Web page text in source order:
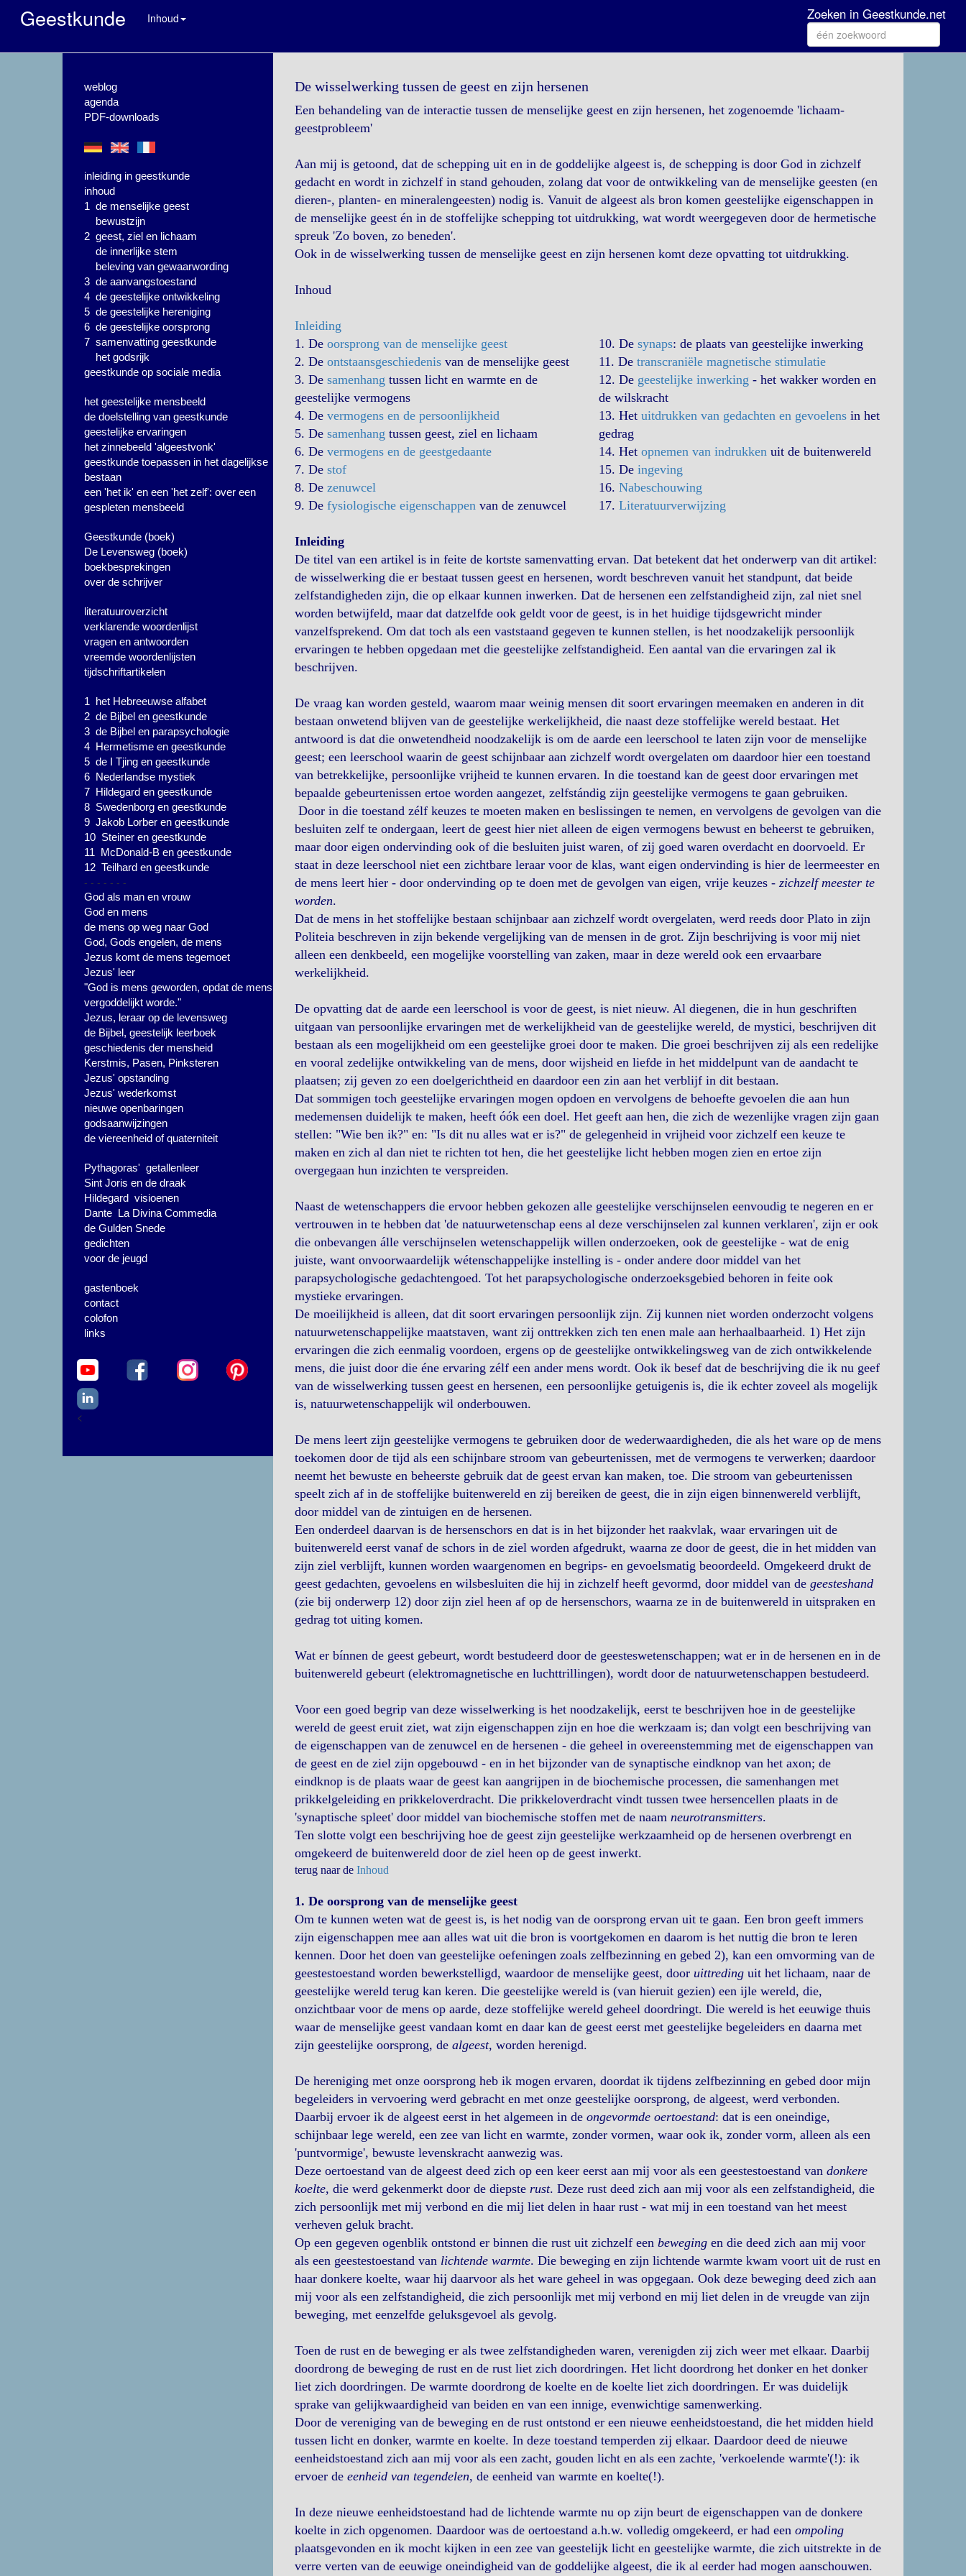
Geestkunde Inhoud Zoeken in Geestkunde.net
weblog
agenda
PDF-downloads
inleiding in geestkunde
inhoud
1 de menselijke geest
bewustzijn
2 geest, ziel en lichaam
de innerlijke stem
beleving van gewaarwording
3 de aanvangstoestand
4 de geestelijke ontwikkeling
5 de geestelijke hereniging
6 de geestelijke oorsprong
7 samenvatting geestkunde
het godsrijk
geestkunde op sociale media
het geestelijke mensbeeld
de doelstelling van geestkunde
geestelijke ervaringen
het zinnebeeld 'algeestvonk'
geestkunde toepassen in het dagelijkse
bestaan
een 'het ik' en een 'het zelf': over een
gespleten mensbeeld
Geestkunde (boek)
De Levensweg (boek)
boekbesprekingen
over de schrijver
literatuuroverzicht
verklarende woordenlijst
vragen en antwoorden
vreemde woordenlijsten
tijdschriftartikelen
1 het Hebreeuwse alfabet
2 de Bijbel en geestkunde
3 de Bijbel en parapsychologie
4 Hermetisme en geestkunde
5 de I Tjing en geestkunde
6 Nederlandse mystiek
7 Hildegard en geestkunde
8 Swedenborg en geestkunde
9 Jakob Lorber en geestkunde
10 Steiner en geestkunde
11 McDonald-B en geestkunde
12 Teilhard en geestkunde
- - - - - - -
God als man en vrouw
God en mens
de mens op weg naar God
God, Gods engelen, de mens
Jezus komt de mens tegemoet
Jezus' leer
"God is mens geworden, opdat de mens
vergoddelijkt worde."
Jezus, leraar op de levensweg
de Bijbel, geestelijk leerboek
geschiedenis der mensheid
Kerstmis, Pasen, Pinksteren
Jezus' opstanding
Jezus' wederkomst
nieuwe openbaringen
godsaanwijzingen
de viereenheid of quaterniteit
Pythagoras' getallenleer
Sint Joris en de draak
Hildegard visioenen
Dante La Divina Commedia
de Gulden Snede
gedichten
voor de jeugd
gastenboek
contact
colofon
links
<
De wisselwerking tussen de geest en zijn hersenen
Een behandeling van de interactie tussen de menselijke geest en zijn hersenen, het zogenoemde 'lichaam-
geestprobleem'
Aan mij is getoond, dat de schepping uit en in de goddelijke algeest is, de schepping is door God in zichzelf
gedacht en wordt in zichzelf in stand gehouden, zolang dat voor de ontwikkeling van de menselijke geesten (en
dieren-, planten- en mineralengeesten) nodig is. Vanuit de algeest als bron komen geestelijke eigenschappen in
de menselijke geest én in de stoffelijke schepping tot uitdrukking, wat wordt weergegeven door de hermetische
spreuk 'Zo boven, zo beneden'.
Ook in de wisselwerking tussen de menselijke geest en zijn hersenen komt deze opvatting tot uitdrukking.
Inhoud
Inleiding
1. De oorsprong van de menselijke geest
2. De ontstaansgeschiedenisvan de menselijke geest
3. De samenhang tussen licht en warmte en de
geestelijke vermogens
4. De vermogens en de persoonlijkheid
5. De samenhang tussen geest, ziel en lichaam
6. De vermogens en de geestgedaante
7. De stof
8. De zenuwcel
9. De fysiologische eigenschappenvan de zenuwcel
10. Desynaps: de plaats van geestelijke inwerking
11. Detranscraniële magnetische stimulatie
12. De geestelijke inwerking - het wakker worden en
de wilskracht
13. Hetuitdrukken van gedachten en gevoelens in het
gedrag
14. Hetopnemen van indrukken uit de buitenwereld
15. Deingeving
16.Nabeschouwing
17.Literatuurverwijzing
Inleiding
De titel van een artikel is in feite de kortste samenvatting ervan. Dat betekent dat het onderwerp van dit artikel:
de wisselwerking die er bestaat tussen geest en hersenen, wordt beschreven vanuit het standpunt, dat beide
zelfstandigheden zijn, die op elkaar kunnen inwerken. Dat de hersenen een zelfstandigheid zijn, zal niet snel
worden betwijfeld, maar dat datzelfde ook geldt voor de geest, is in het huidige tijdsgewricht minder
vanzelfsprekend. Om dat toch als een vaststaand gegeven te kunnen stellen, is het noodzakelijk persoonlijk
ervaringen te hebben opgedaan met die geestelijke zelfstandigheid. Een aantal van die ervaringen zal ik
beschrijven.
De vraag kan worden gesteld, waarom maar weinig mensen dit soort ervaringen meemaken en anderen in dit
bestaan onwetend blijven van de geestelijke werkelijkheid, die naast deze stoffelijke wereld bestaat. Het
antwoord is dat die onwetendheid noodzakelijk is om de aarde een leerschool te laten zijn voor de menselijke
geest; een leerschool waarin de geest schijnbaar aan zichzelf wordt overgelaten om daardoor hier een toestand
van betrekkelijke, persoonlijke vrijheid te kunnen ervaren. In die toestand kan de geest door ervaringen met
bepaalde gebeurtenissen ertoe worden aangezet, zelfstándig zijn geestelijke vermogens te gaan gebruiken.
Door in die toestand zélf keuzes te moeten maken en beslissingen te nemen, en vervolgens de gevolgen van die
besluiten zelf te ondergaan, leert de geest hier niet alleen de eigen vermogens bewust en beheerst te gebruiken,
maar door eigen ondervinding ook of die besluiten juist waren, of zij goed waren overdacht en doorvoeld. Er
staat in deze leerschool niet een zichtbare leraar voor de klas, want eigen ondervinding is hier de leermeester en
de mens leert hier - door ondervinding op te doen met de gevolgen van eigen, vrije keuzes - zichzelf meester te
worden.
Dat de mens in het stoffelijke bestaan schijnbaar aan zichzelf wordt overgelaten, werd reeds door Plato in zijn
Politeia beschreven in zijn bekende vergelijking van de mensen in de grot. Zijn beschrijving is voor mij niet
alleen een denkbeeld, een mogelijke voorstelling van zaken, maar in deze wereld ook een ervaarbare
werkelijkheid.
De opvatting dat de aarde een leerschool is voor de geest, is niet nieuw. Al diegenen, die in hun geschriften
uitgaan van persoonlijke ervaringen met de werkelijkheid van de geestelijke wereld, de mystici, beschrijven dit
bestaan als een mogelijkheid om een geestelijke groei door te maken. Die groei beschrijven zij als een redelijke
en vooral zedelijke ontwikkeling van de mens, door wijsheid en liefde in het middelpunt van de aandacht te
plaatsen; zij geven zo een doelgerichtheid en daardoor een zin aan het verblijf in dit bestaan.
Dat sommigen toch geestelijke ervaringen mogen opdoen en vervolgens de behoefte gevoelen die aan hun
medemensen duidelijk te maken, heeft óók een doel. Het geeft aan hen, die zich de wezenlijke vragen zijn gaan
stellen: "Wie ben ik?" en: "Is dit nu alles wat er is?" de gelegenheid in vrijheid voor zichzelf een keuze te
maken en zich al dan niet te richten tot hen, die het geestelijke licht hebben mogen zien en ertoe zijn
overgegaan hun inzichten te verspreiden.
Naast de wetenschappers die ervoor hebben gekozen alle geestelijke verschijnselen eenvoudig te negeren en er
vertrouwen in te hebben dat 'de natuurwetenschap eens al deze verschijnselen zal kunnen verklaren', zijn er ook
die onbevangen álle verschijnselen wetenschappelijk willen onderzoeken, ook de geestelijke - wat de enig
juiste, want onvoorwaardelijk wétenschappelijke instelling is - onder andere door middel van het
parapsychologische gedachtengoed. Tot het parapsychologische onderzoeksgebied behoren in feite ook
mystieke ervaringen.
De moeilijkheid is alleen, dat dit soort ervaringen persoonlijk zijn. Zij kunnen niet worden onderzocht volgens
natuurwetenschappelijke maatstaven, want zij onttrekken zich ten enen male aan herhaalbaarheid. 1) Het zijn
ervaringen die zich eenmalig voordoen, ergens op de geestelijke ontwikkelingsweg van de zich ontwikkelende
mens, die juist door die éne ervaring zélf een ander mens wordt. Ook ik besef dat de beschrijving die ik nu geef
van de wisselwerking tussen geest en hersenen, een persoonlijke getuigenis is, die ik echter zoveel als mogelijk
is, natuurwetenschappelijk wil onderbouwen.
De mens leert zijn geestelijke vermogens te gebruiken door de wederwaardigheden, die als het ware op de mens
toekomen door de tijd als een schijnbare stroom van gebeurtenissen, met de vermogens te verwerken; daardoor
neemt het bewuste en beheerste gebruik dat de geest ervan kan maken, toe. Die stroom van gebeurtenissen
speelt zich af in de stoffelijke buitenwereld en zij bereiken de geest, die in zijn eigen binnenwereld verblijft,
door middel van de zintuigen en de hersenen.
Een onderdeel daarvan is de hersenschors en dat is in het bijzonder het raakvlak, waar ervaringen uit de
buitenwereld eerst vanaf de schors in de ziel worden afgedrukt, waarna ze door de geest, die in het midden van
zijn ziel verblijft, kunnen worden waargenomen en begrips- en gevoelsmatig beoordeeld. Omgekeerd drukt de
geest gedachten, gevoelens en wilsbesluiten die hij in zichzelf heeft gevormd, door middel van de geesteshand
(zie bij onderwerp 12) door zijn ziel heen af op de hersenschors, waarna ze in de buitenwereld in uitspraken en
gedrag tot uiting komen.
Wat er bínnen de geest gebeurt, wordt bestudeerd door de geesteswetenschappen; wat er in de hersenen en in de
buitenwereld gebeurt (elektromagnetische en luchttrillingen), wordt door de natuurwetenschappen bestudeerd.
Voor een goed begrip van deze wisselwerking is het noodzakelijk, eerst te beschrijven hoe in de geestelijke
wereld de geest eruit ziet, wat zijn eigenschappen zijn en hoe die werkzaam is; dan volgt een beschrijving van
de eigenschappen van de zenuwcel en de hersenen - die geheel in overeenstemming met de eigenschappen van
de geest en de ziel zijn opgebouwd - en in het bijzonder van de synaptische eindknop van het axon; de
eindknop is de plaats waar de geest kan aangrijpen in de biochemische processen, die samenhangen met
prikkelgeleiding en prikkeloverdracht. Die prikkeloverdracht vindt tussen twee hersencellen plaats in de
'synaptische spleet' door middel van biochemische stoffen met de naam neurotransmitters.
Ten slotte volgt een beschrijving hoe de geest zijn geestelijke werkzaamheid op de hersenen overbrengt en
omgekeerd de buitenwereld door de ziel heen op de geest inwerkt.
terug naar de Inhoud
1. De oorsprong van de menselijke geest
Om te kunnen weten wat de geest is, is het nodig van de oorsprong ervan uit te gaan. Een bron geeft immers
zijn eigenschappen mee aan alles wat uit die bron is voortgekomen en daarom is het nuttig die bron te leren
kennen. Door het doen van geestelijke oefeningen zoals zelfbezinning en gebed 2), kan een omvorming van de
geestestoestand worden bewerkstelligd, waardoor de menselijke geest, door uittredinguit het lichaam, naar de
geestelijke wereld terug kan keren. Die geestelijke wereld is (van hieruit gezien) een ijle wereld, die,
onzichtbaar voor de mens op aarde, deze stoffelijke wereld geheel doordringt. Die wereld is het eeuwige thuis
waar de menselijke geest vandaan komt en daar kan de geest eerst met geestelijke begeleiders en daarna met
zijn geestelijke oorsprong, de algeest, worden herenigd.
De hereniging met onze oorsprong heb ik mogen ervaren, doordat ik tijdens zelfbezinning en gebed door mijn
begeleiders in vervoering werd gebracht en met onze geestelijke oorsprong, de algeest, werd verbonden.
Daarbij ervoer ik de algeest eerst in het algemeen in de ongevormde oertoestand: dat is een oneindige,
schijnbaar lege wereld, een zee van licht en warmte, zonder vormen, waar ook ik, zonder vorm, alleen als een
'puntvormige', bewuste levenskracht aanwezig was.
Deze oertoestand van de algeest deed zich op een keer eerst aan mij voor als een geestestoestand van donkere
koelte, die werd gekenmerkt door de diepste rust. Deze rust deed zich aan mij voor als een zelfstandigheid, die
zich persoonlijk met mij verbond en die mij liet delen in haar rust - wat mij in een toestand van het meest
verheven geluk bracht.
Op een gegeven ogenblik ontstond er binnen die rust uit zichzelf een bewegingen die deed zich aan mij voor
als een geestestoestand van lichtende warmte. Die beweging en zijn lichtende warmte kwam voort uit de rust en
haar donkere koelte, waar hij daarvoor als het ware geheel in was opgegaan. Ook deze beweging deed zich aan
mij voor als een zelfstandigheid, die zich persoonlijk met mij verbond en mij liet delen in de vreugde van zijn
beweging, met eenzelfde geluksgevoel als gevolg.
Toen de rust en de beweging er als twee zelfstandigheden waren, verenigden zij zich weer met elkaar. Daarbij
doordrong de beweging de rust en de rust liet zich doordringen. Het licht doordrong het donker en het donker
liet zich doordringen. De warmte doordrong de koelte en de koelte liet zich doordringen. Er was duidelijk
sprake van gelijkwaardigheid van beiden en van een innige, evenwichtige samenwerking.
Door de vereniging van de beweging en de rust ontstond er een nieuwe eenheidstoestand, die het midden hield
tussen licht en donker, warmte en koelte. In deze toestand temperden zij elkaar. Daardoor deed de nieuwe
eenheidstoestand zich aan mij voor als een zacht, gouden licht en als een zachte, 'verkoelende warmte'(!): ik
ervoer de eenheid van tegendelen, de eenheid van warmte en koelte(!).
In deze nieuwe eenheidstoestand had de lichtende warmte nu op zijn beurt de eigenschappen van de donkere
koelte in zich opgenomen. Daardoor was de oertoestand a.h.w. volledig omgekeerd, er had een ompoling
plaatsgevonden en ik mocht kijken in een zee van geestelijk licht en geestelijke warmte, die zich uitstrekte in de
verre verten van de eeuwige oneindigheid van de goddelijke algeest, die ik al eerder had mogen aanschouwen.